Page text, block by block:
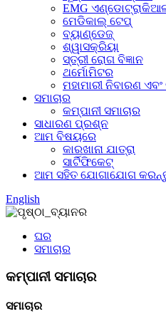
EMG
ମେଡିକାଲ୍ ଟେପ୍
ବ୍ୟାଣ୍ଡେଜ୍
ଶ୍ୱାସକ୍ରିୟା
ସ୍ତ୍ରୀ ରୋଗ ବିଜ୍ଞାନ
ଥର୍ମୋମିଟର
ମହାମାରୀ ନିବାରଣ
ସମାଚାର
କମ୍ପାନୀ ସମାଚାର
ସାଧାରଣ ପ୍ରଶ୍ନ
ଆମ ବିଷୟରେ
କାରଖାନା ଯାତ୍ରା
ସାର୍ଟିଫିକେଟ୍
ଆମ ସହିତ ଯୋଗାଯୋଗ
English
ଘର
ସମାଚାର
କମ୍ପାନୀ ସମାଚାର
ସମାଚାର